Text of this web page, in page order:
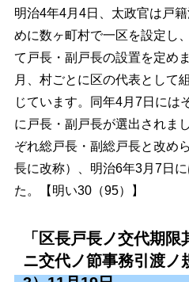
明治4年4月4日、太政官は戸
めに数ヶ町村で一区を設定し
て戸長・副戸長の設置を定め
月、村ごとに区の代表として
じています。同年4月7日には
に戸長・副戸長が選出されま
ぞれ総戸長・副総戸長と改め
長に改称）、明治6年3月7日
た。【明い30（95）】
「区長戸長ノ交代期
ニ交代ノ節事務引渡ノ